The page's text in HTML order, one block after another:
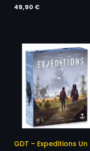
49,90 €
GDT – Expeditions Un